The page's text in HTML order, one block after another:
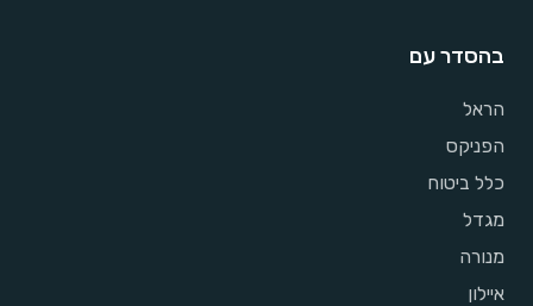
בהסדר עם
הראל
הפניקס
כלל ביטוח
מגדל
מנורה
איילון